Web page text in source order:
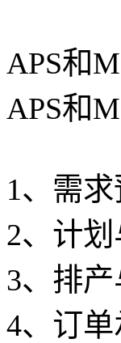
APS和
APS和
1、需
2、计划
3、排产
4、订